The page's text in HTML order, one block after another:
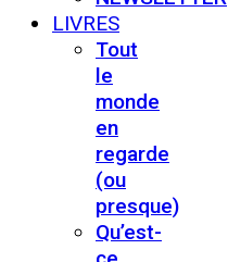
LIVRES
Tout
le
monde
en
regarde
(ou
presque)
Qu’est-